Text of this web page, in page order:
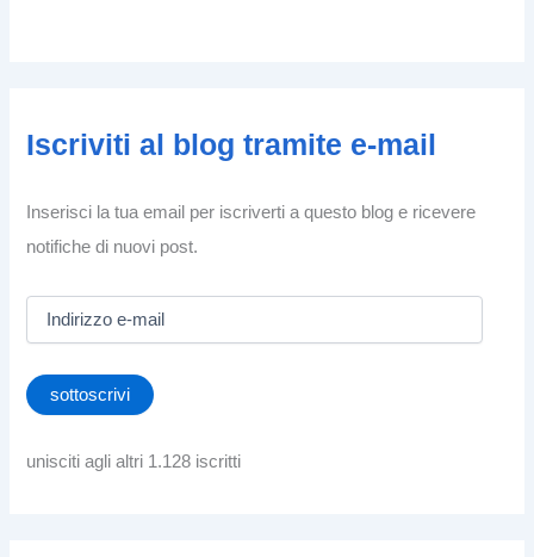
Iscriviti al blog tramite e-mail
Inserisci la tua email per iscriverti a questo blog e ricevere
notifiche di nuovi post.
r
z
sottoscrivi
unisciti agli altri 1.128 iscritti